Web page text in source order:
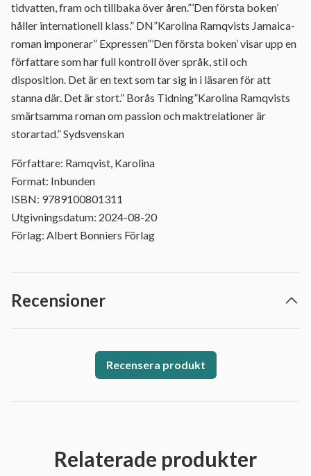
tidvatten, fram och tillbaka över åren.”’Den första boken’
håller internationell klass.” DN”Karolina Ramqvists Jamaica-
roman imponerar” Expressen”’Den första boken’ visar upp en
författare som har full kontroll över språk, stil och
disposition. Det är en text som tar sig in i läsaren för att
stanna där. Det är stort.” Borås Tidning”Karolina Ramqvists
smärtsamma roman om passion och maktrelationer är
storartad.” Sydsvenskan
Författare: Ramqvist, Karolina
Format: Inbunden
ISBN: 9789100801311
Utgivningsdatum: 2024-08-20
Förlag: Albert Bonniers Förlag
Recensioner
Recensera produkt
Relaterade produkter